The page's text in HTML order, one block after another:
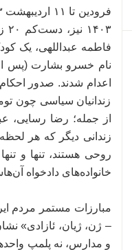
فاطمه عبداللهی، یک
اعدام شدند. صدور
زندانیان سیاسی چون
از جمله؛ رضا رسایی،
زندانی دیگر که هر
روحی هستند، تنها و
خانواده‌های دادخواه
– ژن، ژیان، ئازادی»
و مدارس، نه پلمپ